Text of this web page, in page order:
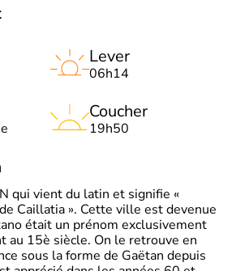
Lever
06h14
Coucher
19h50
qui vient du latin et signifie «
Caillatia ». Cette ville est devenue
était un prénom exclusivement
au 15è siècle. On le retrouve en
sous la forme de Gaëtan depuis